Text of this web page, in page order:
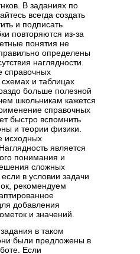
В заданиях по
всегда создать
и подписать
повторяются из-за
понятия не
определены
наглядности.
справочных
и таблицах
больше полезной
школьникам кажется
справочных
быстро вспомнить
и теории физики.
исходных
является
понимания и
сложных
в условии задачи
рекомендуем
добавления
и значений.
в таком
были предложены в
Если